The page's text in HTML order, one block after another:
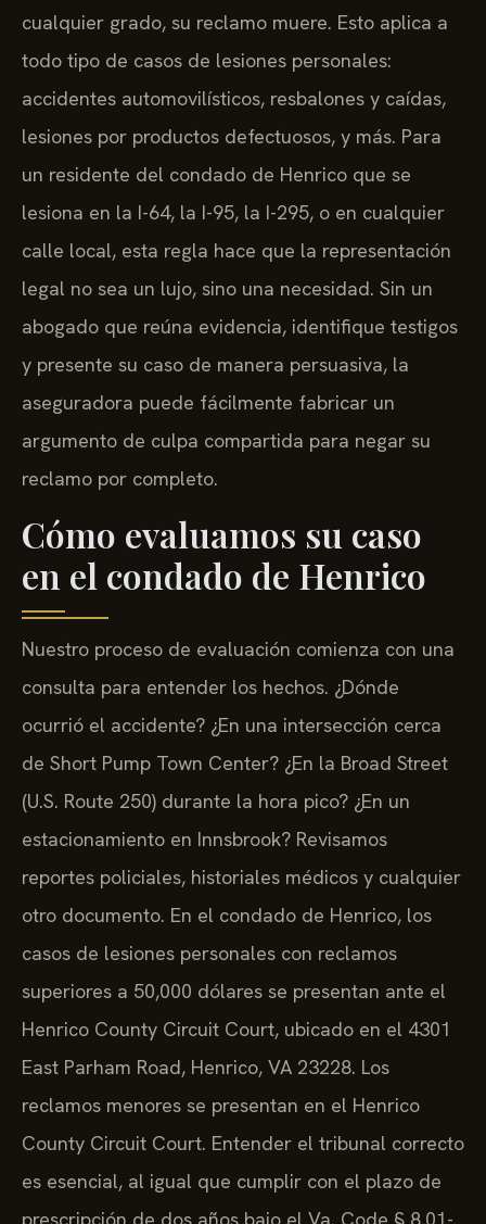
cualquier grado, su reclamo muere. Esto aplica a
todo tipo de casos de lesiones personales:
accidentes automovilísticos, resbalones y caídas,
lesiones por productos defectuosos, y más. Para
un residente del condado de Henrico que se
lesiona en la I-64, la I-95, la I-295, o en cualquier
calle local, esta regla hace que la representación
legal no sea un lujo, sino una necesidad. Sin un
abogado que reúna evidencia, identifique testigos
y presente su caso de manera persuasiva, la
aseguradora puede fácilmente fabricar un
argumento de culpa compartida para negar su
reclamo por completo.
Cómo evaluamos su caso
en el condado de Henrico
Nuestro proceso de evaluación comienza con una
consulta para entender los hechos. ¿Dónde
ocurrió el accidente? ¿En una intersección cerca
de Short Pump Town Center? ¿En la Broad Street
(U.S. Route 250) durante la hora pico? ¿En un
estacionamiento en Innsbrook? Revisamos
reportes policiales, historiales médicos y cualquier
otro documento. En el condado de Henrico, los
casos de lesiones personales con reclamos
superiores a 50,000 dólares se presentan ante el
Henrico County Circuit Court, ubicado en el 4301
East Parham Road, Henrico, VA 23228. Los
reclamos menores se presentan en el Henrico
County Circuit Court. Entender el tribunal correcto
es esencial, al igual que cumplir con el plazo de
prescripción de dos años bajo el Va. Code § 8.01-